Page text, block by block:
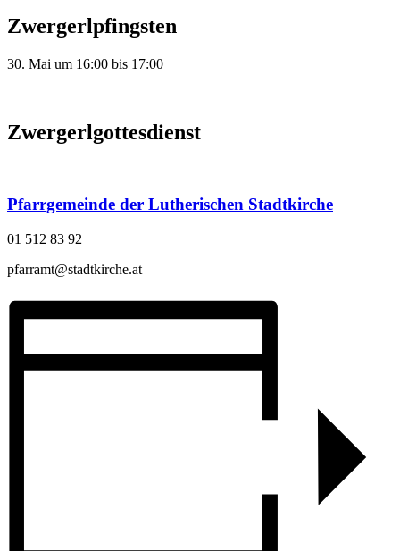
Zwergerlpfingsten
30. Mai um 16:00 bis 17:00
Zwergerlgottesdienst
Pfarrgemeinde der Lutherischen Stadtkirche
01 512 83 92
pfarramt@stadtkirche.at